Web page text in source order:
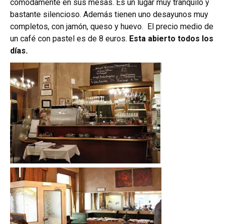
cómodamente en sus mesas. Es un lugar muy tranquilo y
bastante silencioso. Además tienen uno desayunos muy
completos, con jamón, queso y huevo. El precio medio de
un café con pastel es de 8 euros. Esta abierto todos los
días.